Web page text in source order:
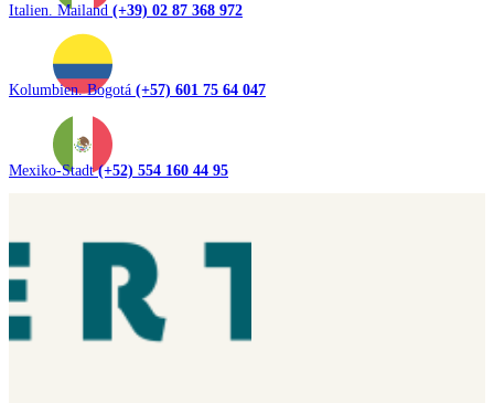
Italien. Mailand (+39) 02 87 368 972
Kolumbien. Bogotá (+57) 601 75 64 047
Mexiko-Stadt(+52) 554 160 44 95